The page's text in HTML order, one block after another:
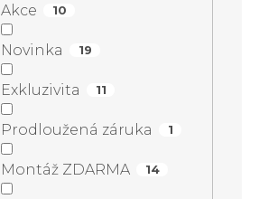
Akce 10
Novinka 19
Exkluzivita 11
Prodloužená záruka 1
Montáž ZDARMA 14